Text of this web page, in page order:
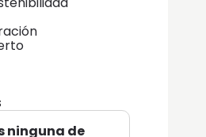
ninguna de